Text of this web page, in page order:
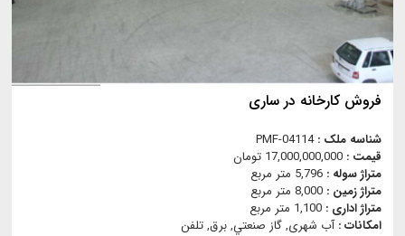
فروش کارخانه در ساری
شناسه ملک :PMF-04114
قیمت : 17,000,000,000 تومان
متراژ سوله : 5,796 متر مربع
متراژ زمین : 8,000 متر مربع
متراژ اداری : 1,100 متر مربع
امکانات :آب شهری, گاز صنعتي, برق, تلفن